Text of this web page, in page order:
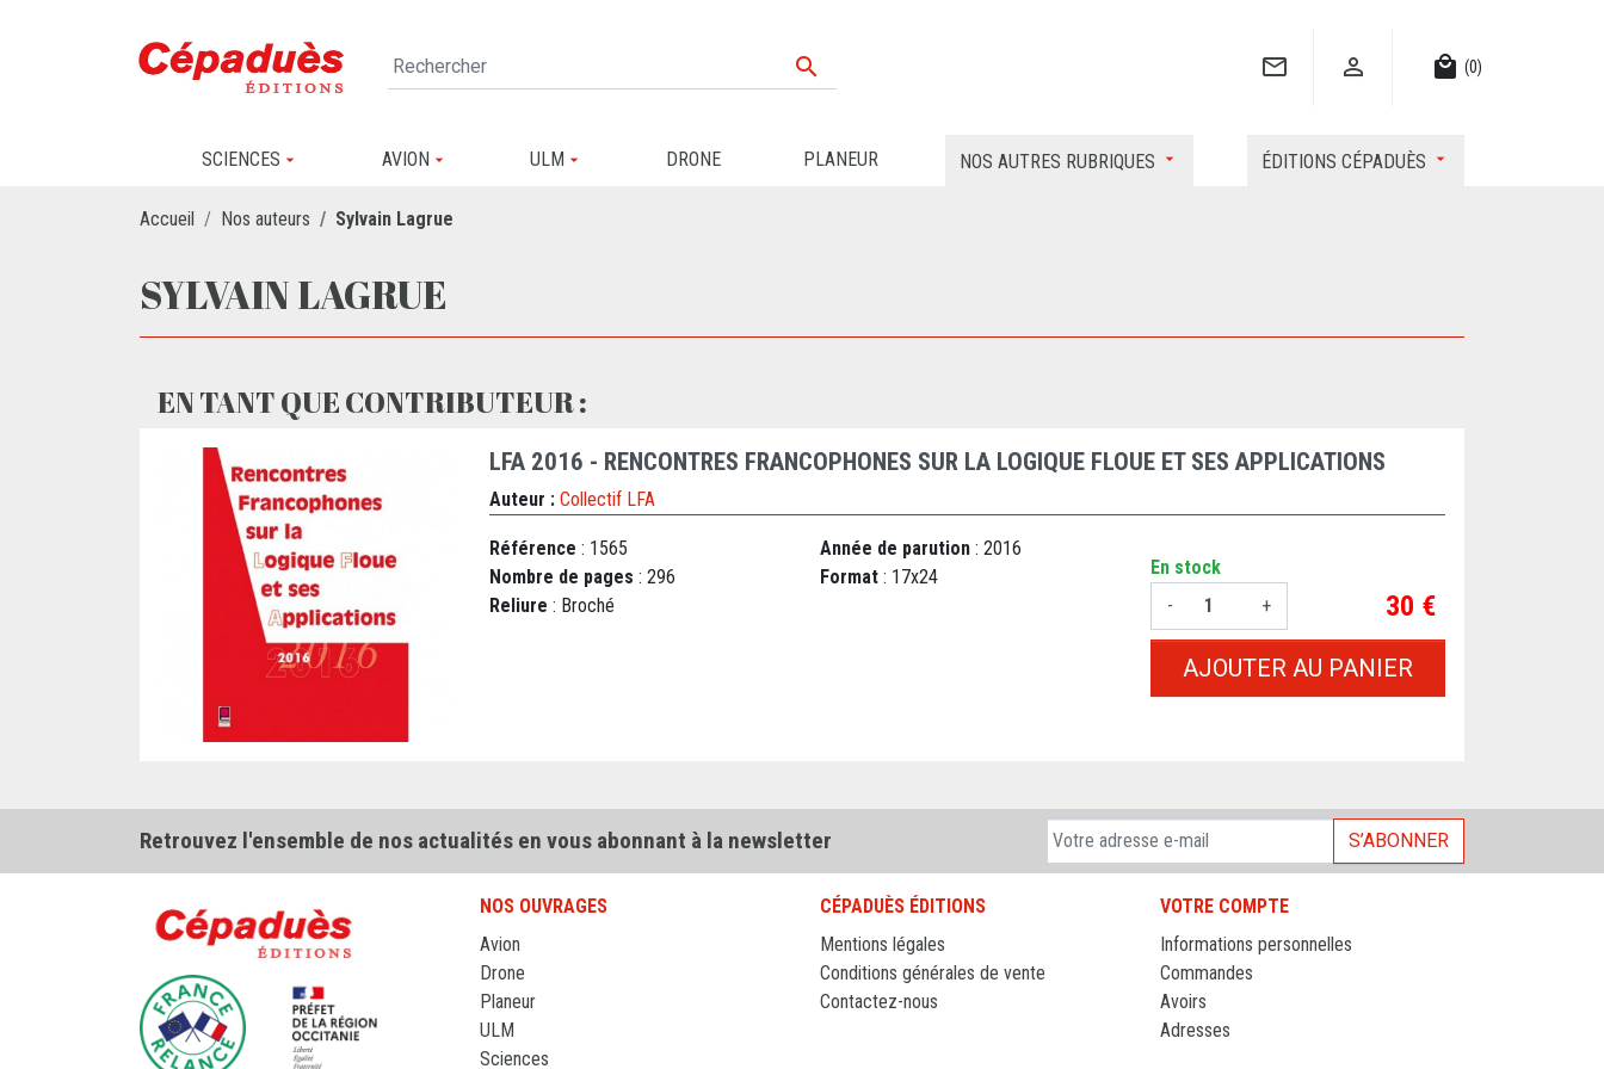
   local_mall (0)
SCIENCES AVION ULM DRONE PLANEUR NOS AUTRES RUBRIQUES ÉDITIONS CÉPADUÈS
Accueil Nos auteurs Sylvain Lagrue
SYLVAIN LAGRUE
EN TANT QUE CONTRIBUTEUR :
LFA 2016 - RENCONTRES FRANCOPHONES SUR LA LOGIQUE FLOUE ET SES APPLICATIONS
Auteur : Collectif LFA
Référence : 1565 Année de parution : 2016
Nombre de pages : 296 Format : 17x24
Reliure : Broché
En stock
-
+ Prix
30 €
AJOUTER AU PANIER
Retrouvez l'ensemble de nos actualités en vous abonnant à la newsletter S’ABONNER
NOS OUVRAGES
Avion
Drone
Planeur
ULM
Sciences
CÉPADUÈS ÉDITIONS
Mentions légales
Conditions générales de vente
Contactez-nous
VOTRE COMPTE
Informations personnelles
Commandes
Avoirs
Adresses